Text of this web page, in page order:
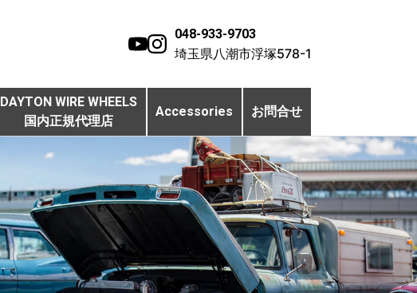
048-933-9703
埼玉県八潮市浮塚578-1
DAYTON WIRE WHEELS
国内正規代理店
Accessories お問合せ